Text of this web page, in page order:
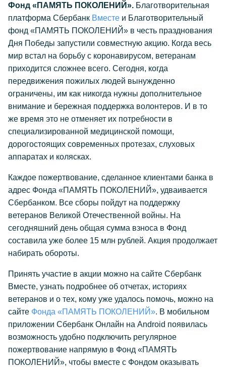
Фонд «ПАМЯТЬ ПОКОЛЕНИЙ». Благотворительная
платформа Сбербанк Вместе и Благотворительный
фонд «ПАМЯТЬ ПОКОЛЕНИЙ» в честь празднования
Дня Победы запустили совместную акцию. Когда весь
мир встал на борьбу с коронавирусом, ветеранам
приходится сложнее всего. Сегодня, когда
передвижения пожилых людей вынужденно
ограничены, им как никогда нужны дополнительное
внимание и бережная поддержка волонтеров. И в то
же время это не отменяет их потребности в
специализированной медицинской помощи,
дорогостоящих современных протезах, слуховых
аппаратах и колясках.
Каждое пожертвование, сделанное клиентами банка в
адрес Фонда «ПАМЯТЬ ПОКОЛЕНИЙ», удваивается
Сбербанком. Все сборы пойдут на поддержку
ветеранов Великой Отечественной войны. На
сегодняшний день общая сумма взноса в Фонд
составила уже более 15 млн рублей. Акция продолжает
набирать обороты.
Принять участие в акции можно на сайте Сбербанк
Вместе, узнать подробнее об отчетах, историях
ветеранов и о тех, кому уже удалось помочь, можно на
сайте Фонда «ПАМЯТЬ ПОКОЛЕНИЙ». В мобильном
приложении Сбербанк Онлайн на Android появилась
возможность удобно подключить регулярное
пожертвование напрямую в Фонд «ПАМЯТЬ
ПОКОЛЕНИЙ», чтобы вместе с Фондом оказывать